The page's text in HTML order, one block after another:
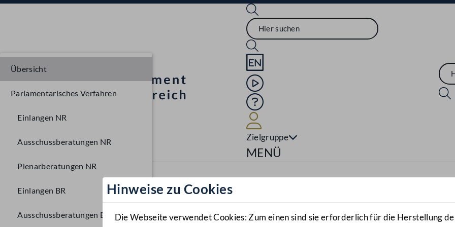
Sprache English
Mediathek
Hilfe
Zielgruppe
Navigationsmenü öffnen
MENÜ
Hinweise zu Cookies
Die Webseite verwendet Cookies: Zum einen sind sie erforderlich für die Herstellung
Übersicht
Parlamentarisches Verfahren
Einlangen NR
Ausschussberatungen NR
Plenarberatungen NR
Einlangen BR
Ausschussberatungen BR